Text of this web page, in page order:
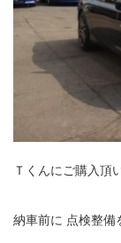
Ｔくんにご購入頂
納車前に 点検整備